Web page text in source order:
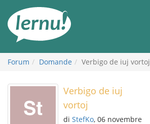
all’indice
Forum Domande Verbigo de iuj vortoj
Verbigo de iuj
vortoj
di StefKo, 06 novembre